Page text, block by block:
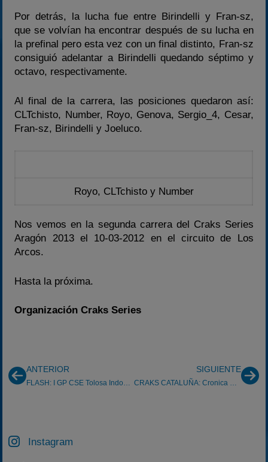
Por detrás, la lucha fue entre Birindelli y Fran-sz,
que se volvían ha encontrar después de su lucha en
la prefinal pero esta vez con un final distinto, Fran-sz
consiguió adelantar a Birindelli quedando séptimo y
octavo, respectivamente.
Al final de la carrera, las posiciones quedaron así:
CLTchisto, Number, Royo, Genova, Sergio_4, Cesar,
Fran-sz, Birindelli y Joeluco.
Royo, CLTchisto y Number
Nos vemos en la segunda carrera del Craks Series
Aragón 2013 el 10-03-2012 en el circuito de Los
Arcos.
Hasta la próxima.
Organización Craks Series
ANTERIOR SIGUIENTE
Instagram